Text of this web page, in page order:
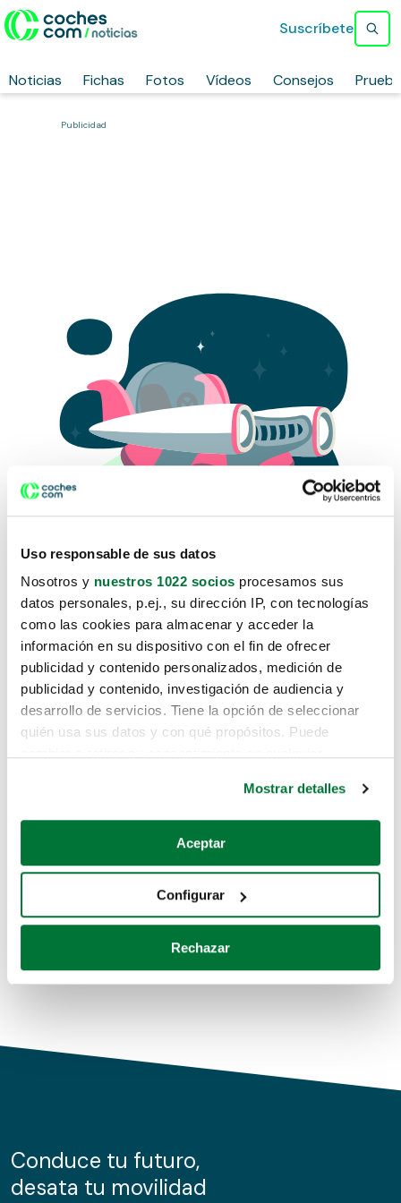
Uso responsable de sus datos
Nosotros y nuestros 1022 socios procesamos sus
datos personales, p.ej., su dirección IP, con tecnologías
como las cookies para almacenar y acceder la
información en su dispositivo con el fin de ofrecer
publicidad y contenido personalizados, medición de
publicidad y contenido, investigación de audiencia y
desarrollo de servicios. Tiene la opción de seleccionar
quién usa sus datos y con qué propósitos. Puede
Si lo permite, también quisiéramos:
Recopilar información sobre su ubicación geográfica
Identificar su dispositivo analizándolo activamente
para buscar características específicas (huellas
Obtenga más información sobre cómo se procesan sus
de cookies.
información sobre el uso que haga del sitio web con
nuestros partners de redes sociales, publicidad y análisis
Mostrar detalles
Aceptar
Configurar
Rechazar
Noticias Fichas Fotos Vídeos Consejos
Suscríbete
Publicidad
Lo sentimos, no sabemos como
te hemos traido hasta aquí.
Pero puedes encontrar el coche que estás
buscando en alguno de estos enlaces:
Coches de segunda mano
Coches de km0
Conduce tu futuro,
desata tu movilidad